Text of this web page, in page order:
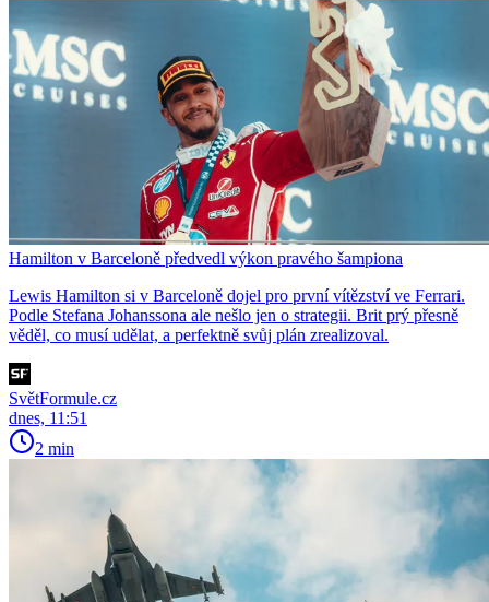
Hamilton v Barceloně předvedl výkon pravého šampiona
Lewis Hamilton si v Barceloně dojel pro první vítězství ve Ferrari.
Podle Stefana Johanssona ale nešlo jen o strategii. Brit prý přesně
věděl, co musí udělat, a perfektně svůj plán zrealizoval.
SvětFormule.cz
dnes, 11:51
2 min